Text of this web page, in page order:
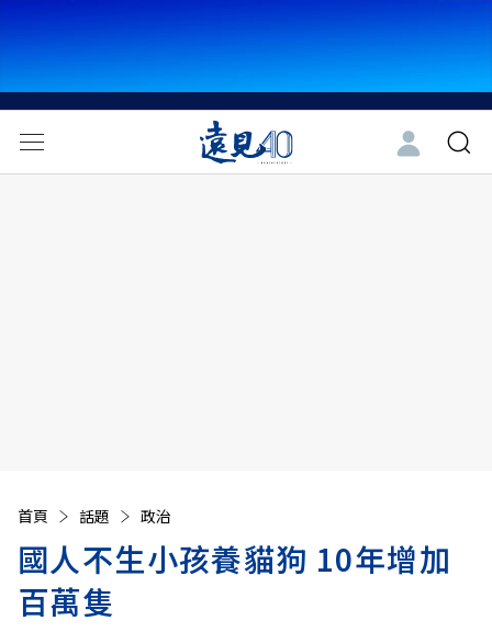
首頁 話題 政治
國人不生小孩養貓狗 10年增加
百萬隻